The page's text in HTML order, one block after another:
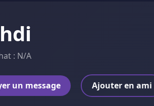
: N/A
un message Ajouter en ami